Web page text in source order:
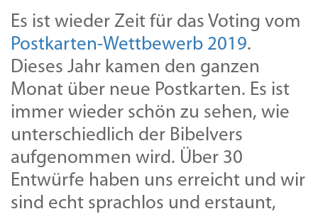
Es ist wieder Zeit für das Voting vom
Postkarten-Wettbewerb 2019.
Dieses Jahr kamen den ganzen
Monat über neue Postkarten. Es ist
immer wieder schön zu sehen, wie
unterschiedlich der Bibelvers
aufgenommen wird. Über 30
Entwürfe haben uns erreicht und wir
sind echt sprachlos und erstaunt,